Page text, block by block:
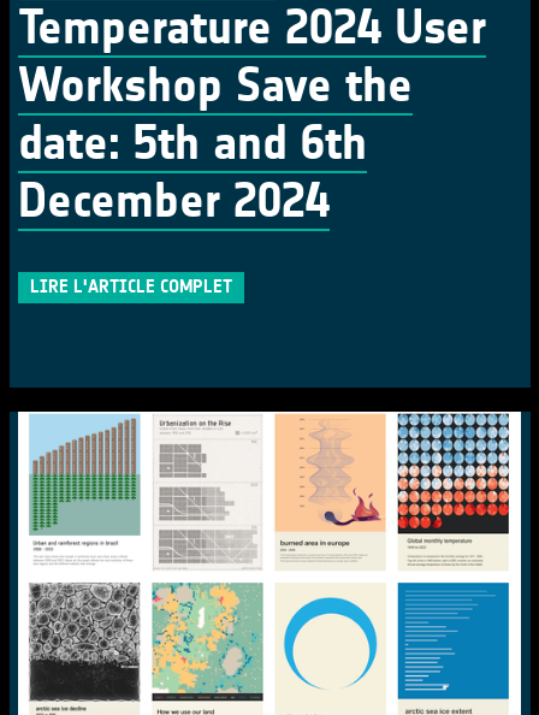
Temperature 2024 User
Workshop Save the
date: 5th and 6th
December 2024
LIRE L'ARTICLE COMPLET